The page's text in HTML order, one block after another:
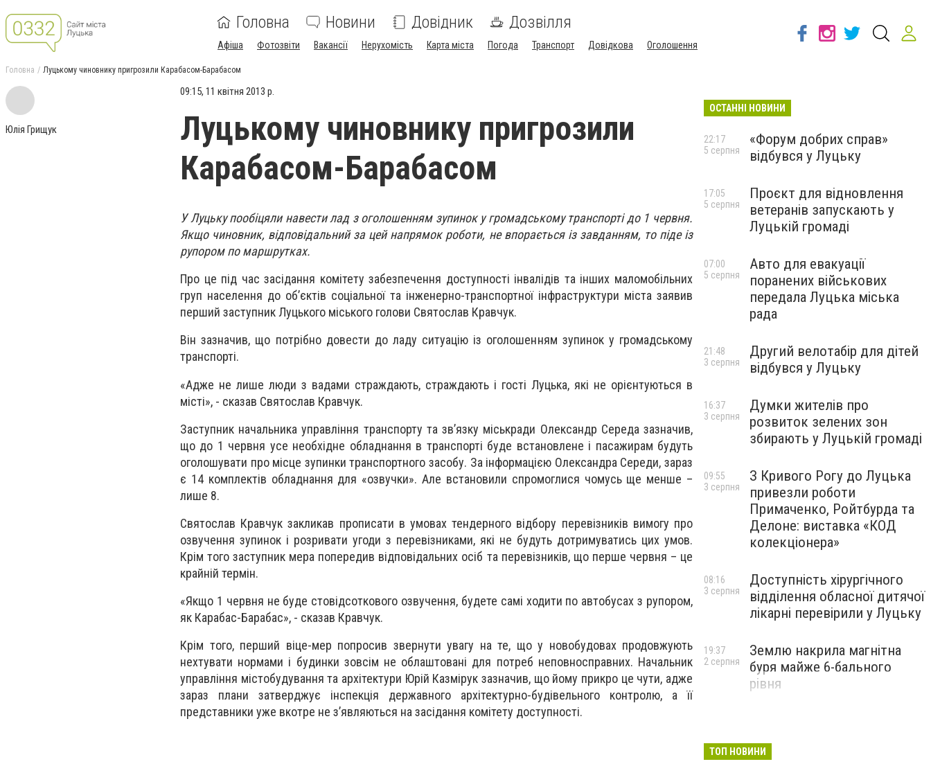
Головна Новини Довідник Дозвілля
Афіша Фотозвіти Вакансії Нерухомість Карта міста Погода Транспорт Довідкова Оголошення
Головна Луцькому чиновнику пригрозили Карабасом-Барабасом
Юлія Грищук
09:15, 11 квітня 2013 р.
Луцькому чиновнику пригрозили
Карабасом-Барабасом
У Луцьку пообіцяли навести лад з оголошенням зупинок у громадському транспорті до 1 червня.
Якщо чиновник, відповідальний за цей напрямок роботи, не впорається із завданням, то піде із
рупором по маршрутках.
Про це під час засідання комітету забезпечення доступності інвалідів та інших маломобільних
груп населення до об’єктів соціальної та інженерно-транспортної інфраструктури міста заявив
перший заступник Луцького міського голови Святослав Кравчук.
Він зазначив, що потрібно довести до ладу ситуацію із оголошенням зупинок у громадському
транспорті.
«Адже не лише люди з вадами страждають, страждають і гості Луцька, які не орієнтуються в
місті», - сказав Святослав Кравчук.
Заступник начальника управління транспорту та зв’язку міськради Олександр Середа зазначив,
що до 1 червня усе необхідне обладнання в транспорті буде встановлене і пасажирам будуть
оголошувати про місце зупинки транспортного засобу. За інформацією Олександра Середи, зараз
є 14 комплектів обладнання для «озвучки». Але встановили спромоглися чомусь ще менше –
лише 8.
Святослав Кравчук закликав прописати в умовах тендерного відбору перевізників вимогу про
озвучення зупинок і розривати угоди з перевізниками, які не будуть дотримуватись цих умов.
Крім того заступник мера попередив відповідальних осіб та перевізників, що перше червня – це
крайній термін.
«Якщо 1 червня не буде стовідсоткового озвучення, будете самі ходити по автобусах з рупором,
як Карабас-Барабас», - сказав Кравчук.
Крім того, перший віце-мер попросив звернути увагу на те, що у новобудовах продовжують
нехтувати нормами і будинки зовсім не облаштовані для потреб неповносправних. Начальник
управління містобудування та архітектури Юрій Казмірук зазначив, що йому прикро це чути, адже
зараз плани затверджує інспекція державного архітектурно-будівельного контролю, а її
представники уже вкотре не з’являються на засідання комітету доступності.
ОСТАННІ НОВИНИ
«Форум добрих справ»
відбувся у Луцьку
22:17
5 серпня
Проєкт для відновлення
ветеранів запускають у
Луцькій громаді
17:05
5 серпня
Авто для евакуації
поранених військових
передала Луцька міська
рада
07:00
5 серпня
Другий велотабір для дітей
відбувся у Луцьку
21:48
3 серпня
Думки жителів про
розвиток зелених зон
збирають у Луцькій громаді
16:37
3 серпня
З Кривого Рогу до Луцька
привезли роботи
Примаченко, Ройтбурда та
Делоне: виставка «КОД
колекціонера»
09:55
3 серпня
Доступність хірургічного
відділення обласної дитячої
лікарні перевірили у Луцьку
08:16
3 серпня
Землю накрила магнітна
буря майже 6-бального
рівня
19:37
2 серпня
ТОП НОВИНИ